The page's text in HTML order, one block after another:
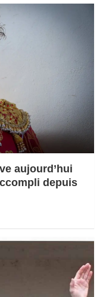
aujourd’hui
depuis